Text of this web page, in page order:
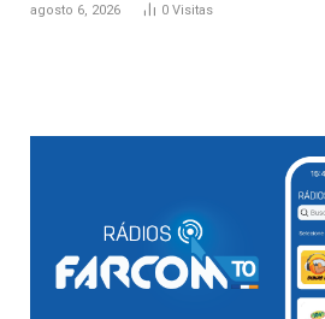
agosto 6, 2026 0 Visitas